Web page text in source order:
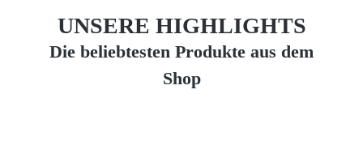
UNSERE HIGHLIGHTS
Die beliebtesten Produkte aus dem
Shop